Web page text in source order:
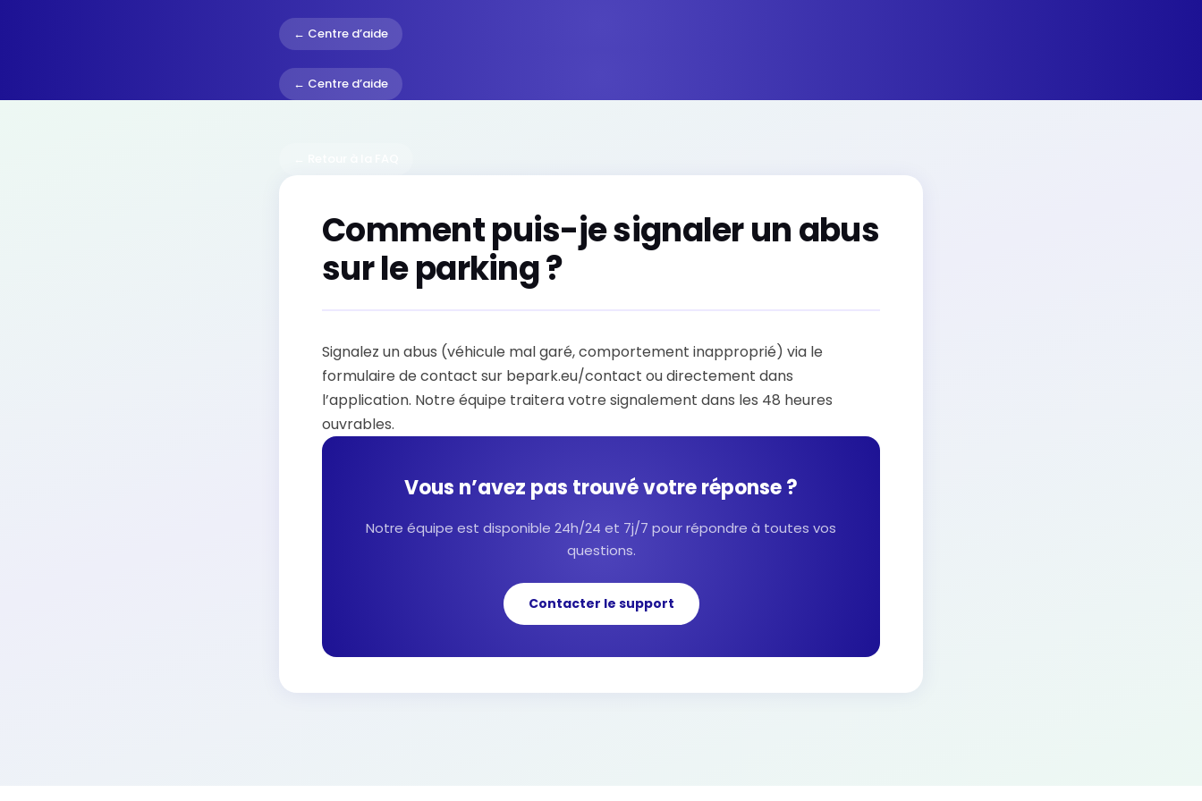
← Centre d’aide
← Centre d’aide
Comment puis-je signaler un abus
sur le parking ?
Signalez un abus (véhicule mal garé, comportement inapproprié) via le
formulaire de contact sur bepark.eu/contact ou directement dans
l’application. Notre équipe traitera votre signalement dans les 48 heures
ouvrables.
Vous n’avez pas trouvé votre réponse ?
Notre équipe est disponible 24h/24 et 7j/7 pour répondre à toutes vos
questions.
Contacter le support